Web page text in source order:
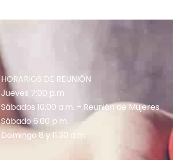
HORARIOS DE REUNIÓN
Jueves 7:00 p.m.
Sábados 10:00 a.m. – Reunión de Mujeres
Sábado 6:00 p.m.
Domingo 8 y 11:30 a.m.